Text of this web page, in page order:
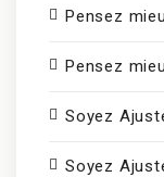
Pensez
Pensez
Soyez
Soyez